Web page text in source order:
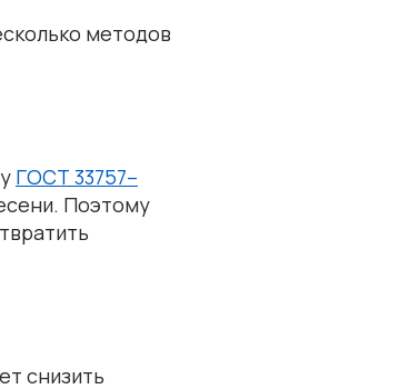
методов
ГОСТ 33757–
Поэтому
снизить